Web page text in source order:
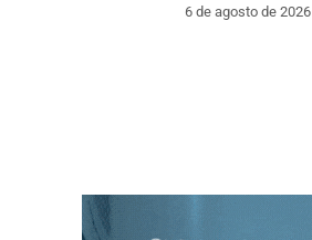
6 de agosto de 2026